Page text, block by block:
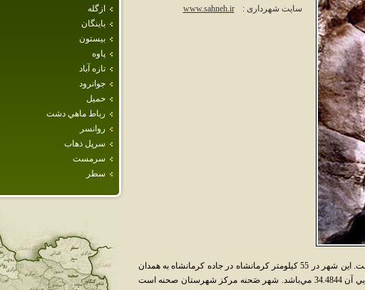
ازگله
باينگان
بيستون
پاوه
تازه آباد
جوانرود
حميل
رباط ماهي دشت
روانسر
سرپل ذهاب
سرمست
سطر
سایت شهرداری :
www.sahneh.ir
صحنه از شهرستانهاي استان کرمانشاه در کشور ايران است. اين شهر در 55 کيلومتر کرمانشاه در جاده کرمانشاه به همدان
قرار دارد. طول جغرافيايي شهر 47.6872 و عرض جغرافيايي آن 34.4844 مي‌‌باشد. شهر صَحنه‌ مرکز شهرستان صحنه‌ است